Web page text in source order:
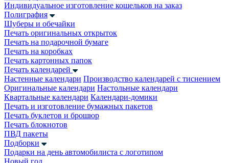
Индивидуальное изготовление кошельков на заказ
Полиграфия
Шуберы и обечайки
Печать оригинальных открыток
Печать на подарочной бумаге
Печать на коробках
Печать картонных папок
Печать календарей
Настенные календари Производство календарей с тиснением
Оригинальные календари Настольные календари
Квартальные календари Календари-домики
Печать и изготовление бумажных пакетов
Печать буклетов и брошюр
Печать блокнотов
ПВД пакеты
Подборки
Подарки на день автомобилиста с логотипом
Новый год